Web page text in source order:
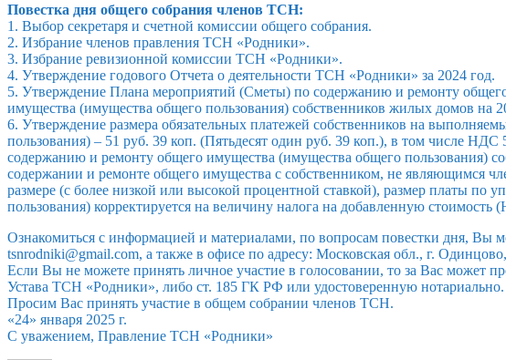
Повестка дня общего собрания членов ТСН:
1. Выбор секретаря и счетной комиссии общего собрания.
2. Избрание членов правления ТСН «Родники».
3. Избрание ревизионной комиссии ТСН «Родники».
4. Утверждение годового Отчета о деятельности ТСН «Родники» за 2024 год.
5. Утверждение Плана мероприятий (Сметы) по содержанию и ремонту
имущества (имущества общего пользования) собственников жилых домов на
6. Утверждение размера обязательных платежей собственников на
пользования) – 51 руб. 39 коп. (Пятьдесят один руб. 39 коп.), в том числе
содержанию и ремонту общего имущества (имущества общего пользования)
содержании и ремонте общего имущества с собственником, не являющимся
размере (с более низкой или высокой процентной ставкой), размер платы
пользования) корректируется на величину налога на добавленную
Ознакомиться с информацией и материалами, по вопросам повестки дня, Вы
tsnrodniki@gmail.com, а также в офисе по адресу: Московская обл., г.
Если Вы не можете принять личное участие в голосовании, то за Вас может
Устава ТСН «Родники», либо ст. 185 ГК РФ или удостоверенную нотариально.
Просим Вас принять участие в общем собрании членов ТСН.
«24» января 2025 г.
С уважением, Правление ТСН «Родники»